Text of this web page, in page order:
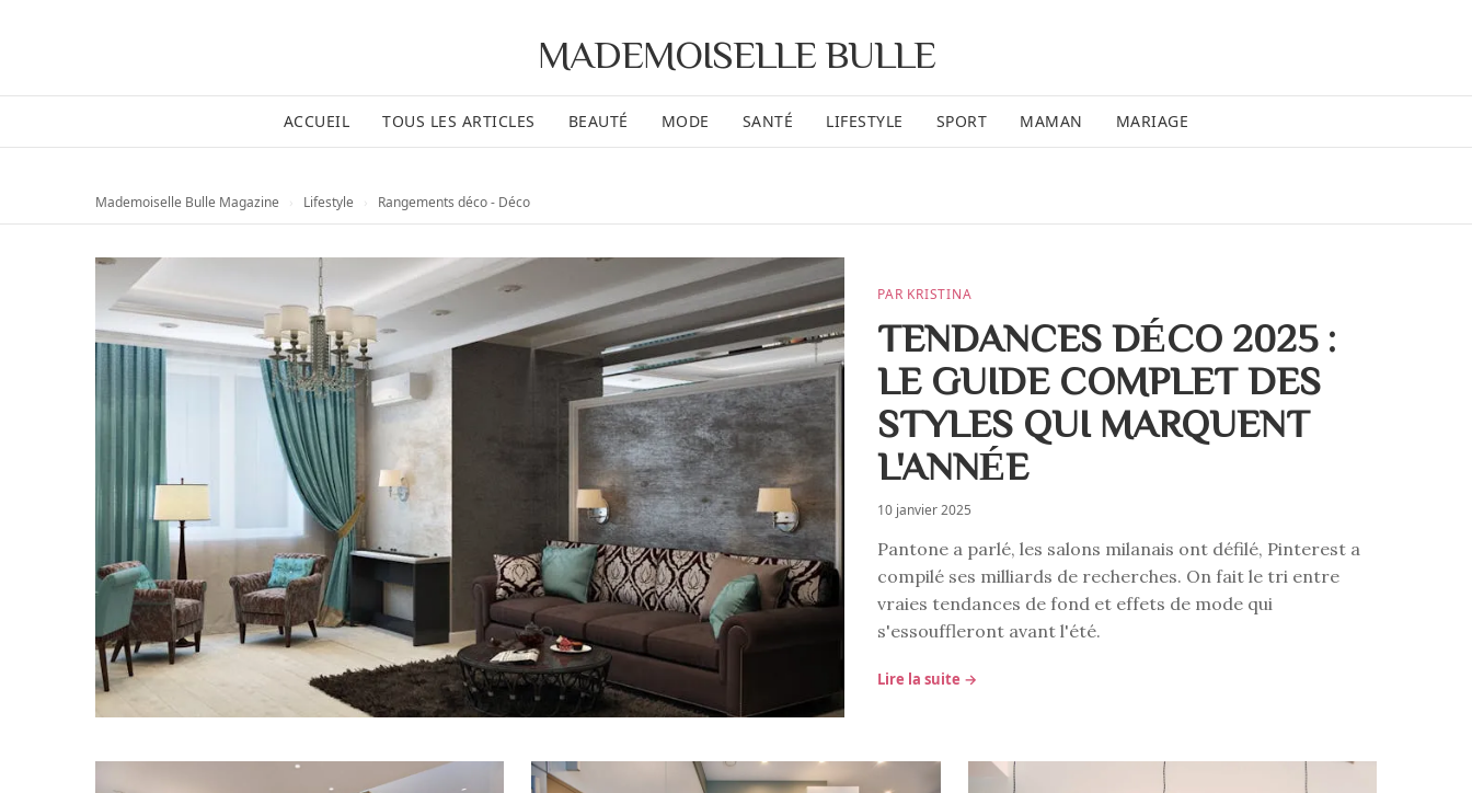
MADEMOISELLE BULLE
ACCUEIL TOUS LES ARTICLES BEAUTÉ MODE SANTÉ LIFESTYLE SPORT MAMAN MARIAGE
Mademoiselle Bulle Magazine Lifestyle Rangements déco - Déco
PAR KRISTINA
TENDANCES DÉCO 2025 :
LE GUIDE COMPLET DES
STYLES QUI MARQUENT
L'ANNÉE
10 janvier 2025
Pantone a parlé, les salons milanais ont défilé, Pinterest a
compilé ses milliards de recherches. On fait le tri entre
vraies tendances de fond et effets de mode qui
s'essouffleront avant l'été.
Lire la suite →